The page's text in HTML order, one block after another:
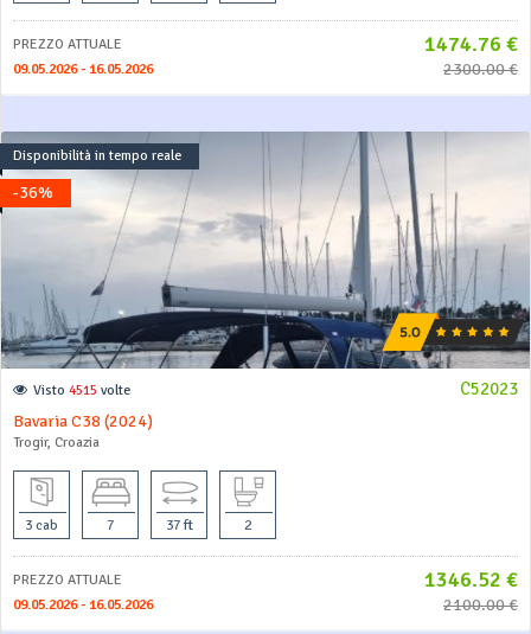
PREZZO ATTUALE 1474.76 €
09.05.2026 - 16.05.2026 2300.00 €
-36%
Disponibilità in tempo reale
C52023
Visto 4515 volte
Bavaria C38 (2024)
Trogir, Croazia
3 cab 7 37 ft 2
PREZZO ATTUALE 1346.52 €
09.05.2026 - 16.05.2026 2100.00 €